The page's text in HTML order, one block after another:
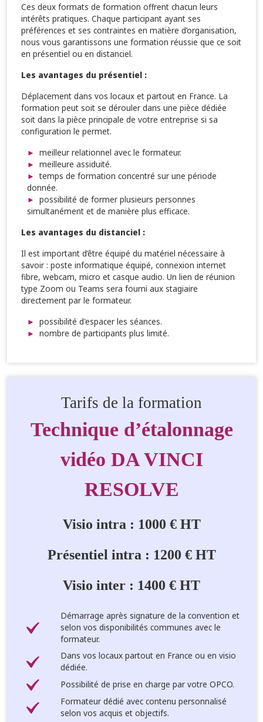
Ces deux formats de formation offrent chacun leurs
intérêts pratiques. Chaque participant ayant ses
préférences et ses contraintes en matière d’organisation,
nous vous garantissons une formation réussie que ce soit
en présentiel ou en distanciel.
Les avantages du présentiel :
Déplacement dans vos locaux et partout en France. La
formation peut soit se dérouler dans une pièce dédiée
soit dans la pièce principale de votre entreprise si sa
configuration le permet.
meilleur relationnel avec le formateur.
meilleure assiduité.
temps de formation concentré sur une période
donnée.
possibilité de former plusieurs personnes
simultanément et de manière plus efficace.
Les avantages du distanciel :
Il est important d’être équipé du matériel nécessaire à
savoir : poste informatique équipé, connexion internet
fibre, webcam, micro et casque audio. Un lien de réunion
type Zoom ou Teams sera fourni aux stagiaire
directement par le formateur.
possibilité d'espacer les séances.
nombre de participants plus limité.
Tarifs de la formation
Technique d’étalonnage
vidéo DA VINCI
RESOLVE
Visio intra : 1000 € HT
Présentiel intra : 1200 € HT
Visio inter : 1400 € HT
Démarrage après signature de la convention et
selon vos disponibilités communes avec le
formateur.
Dans vos locaux partout en France ou en visio
dédiée.
Possibilité de prise en charge par votre OPCO.
Formateur dédié avec contenu personnalisé
selon vos acquis et objectifs.